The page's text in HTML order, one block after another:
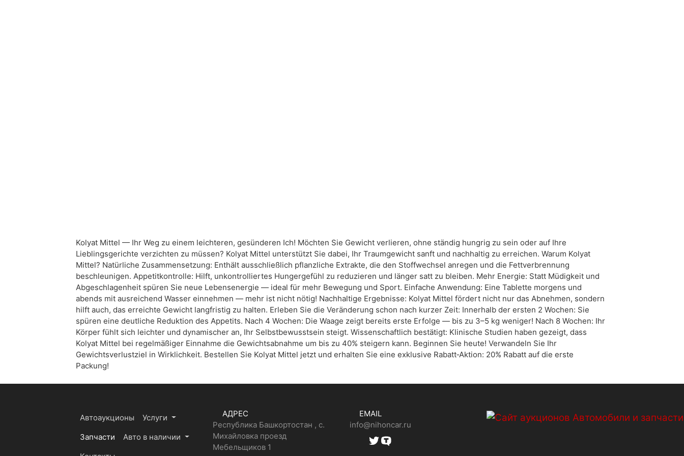
Kolyat Mittel — Ihr Weg zu einem leichteren, gesünderen Ich! Möchten Sie Gewicht verlieren, ohne ständig hungrig zu sein oder auf Ihre
Lieblingsgerichte verzichten zu müssen? Kolyat Mittel unterstützt Sie dabei, Ihr Traumgewicht sanft und nachhaltig zu erreichen. Warum Kolyat
Mittel? Natürliche Zusammensetzung: Enthält ausschließlich pflanzliche Extrakte, die den Stoffwechsel anregen und die Fettverbrennung
beschleunigen. Appetitkontrolle: Hilft, unkontrolliertes Hungergefühl zu reduzieren und länger satt zu bleiben. Mehr Energie: Statt Müdigkeit und
Abgeschlagenheit spüren Sie neue Lebensenergie — ideal für mehr Bewegung und Sport. Einfache Anwendung: Eine Tablette morgens und
abends mit ausreichend Wasser einnehmen — mehr ist nicht nötig! Nachhaltige Ergebnisse: Kolyat Mittel fördert nicht nur das Abnehmen, sondern
hilft auch, das erreichte Gewicht langfristig zu halten. Erleben Sie die Veränderung schon nach kurzer Zeit: Innerhalb der ersten 2 Wochen: Sie
spüren eine deutliche Reduktion des Appetits. Nach 4 Wochen: Die Waage zeigt bereits erste Erfolge — bis zu 3–5 kg weniger! Nach 8 Wochen: Ihr
Körper fühlt sich leichter und dynamischer an, Ihr Selbstbewusstsein steigt. Wissenschaftlich bestätigt: Klinische Studien haben gezeigt, dass
Kolyat Mittel bei regelmäßiger Einnahme die Gewichtsabnahme um bis zu 40% steigern kann. Beginnen Sie heute! Verwandeln Sie Ihr
Gewichtsverlustziel in Wirklichkeit. Bestellen Sie Kolyat Mittel jetzt und erhalten Sie eine exklusive Rabatt‑Aktion: 20% Rabatt auf die erste
Packung!
Автоаукционы
Услуги
Запчасти
Авто в наличии
АДРЕС
Республика Башкортостан , с.
Михайловка проезд
Мебельщиков 1
EMAIL
info@nihoncar.ru